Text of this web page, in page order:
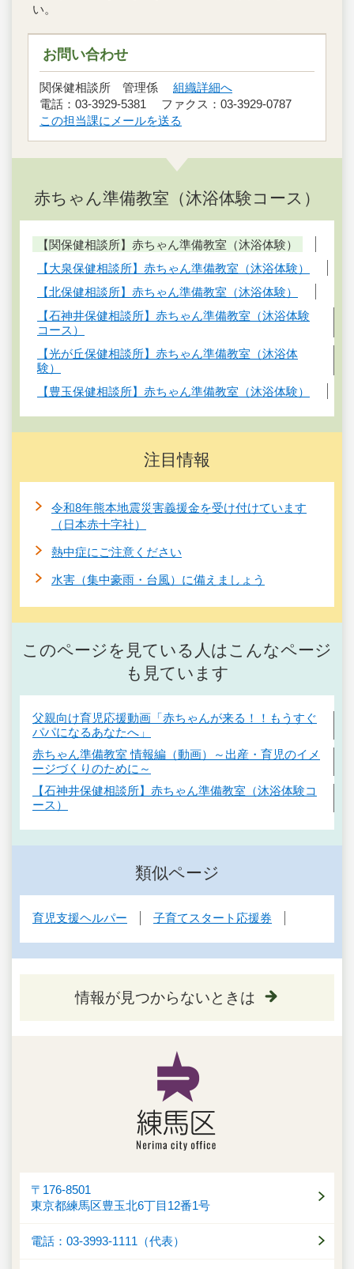
い。
お問い合わせ
関保健相談所 管理係 組織詳細へ
電話：03-3929-5381 ファクス：03-3929-0787
この担当課にメールを送る
赤ちゃん準備教室（沐浴体験コース）
【関保健相談所】赤ちゃん準備教室（沐浴体験）
【大泉保健相談所】赤ちゃん準備教室（沐浴体験）
【北保健相談所】赤ちゃん準備教室（沐浴体験）
【石神井保健相談所】赤ちゃん準備教室（沐浴体験
コース）
【光が丘保健相談所】赤ちゃん準備教室（沐浴体
験）
【豊玉保健相談所】赤ちゃん準備教室（沐浴体験）
注目情報
令和8年熊本地震災害義援金を受け付けています
（日本赤十字社）
熱中症にご注意ください
水害（集中豪雨・台風）に備えましょう
このページを見ている人はこんなページ
も見ています
父親向け育児応援動画「赤ちゃんが来る！！もうすぐ
パパになるあなたへ」
赤ちゃん準備教室 情報編（動画）～出産・育児のイメ
ージづくりのために～
【石神井保健相談所】赤ちゃん準備教室（沐浴体験コ
ース）
類似ページ
育児支援ヘルパー 子育てスタート応援券
情報が見つからないときは
〒176-8501
東京都練馬区豊玉北6丁目12番1号
電話：03-3993-1111（代表）